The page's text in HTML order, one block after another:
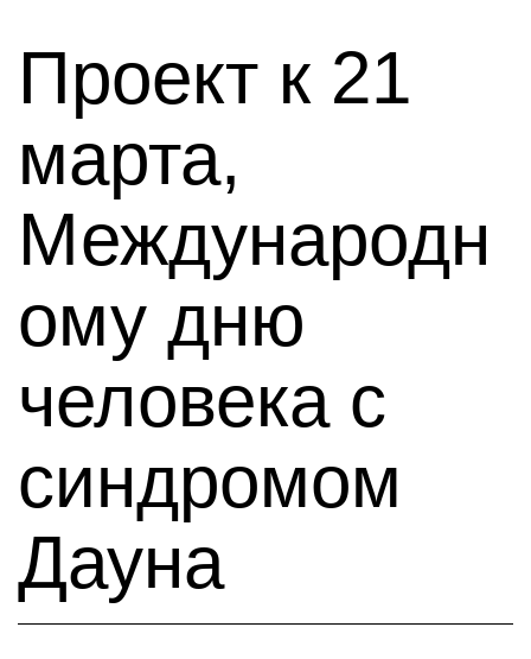
Проект к 21
марта,
Международн
ому дню
человека с
синдромом
Дауна